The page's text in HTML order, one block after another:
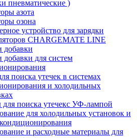
пневматические )
азота
озона
устройство для зарядки
CHARGEMATE LINE
добавки
добавки для систем
поиска утечек в системах
и холодильных
поиска утечекс УФ-лампой
для холодильных установок и
и расходные материалы для